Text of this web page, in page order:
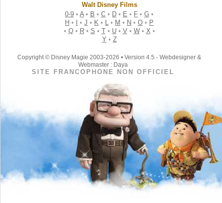
Walt Disney Films
0-9 •A • B •C • D • E • F •G •
H • •J • K • • M • N •O • P
• Q• R• S • T• U• V• W• X •
Y • Z
Copyright © Disney Magie 2003-2026 • Version 4.5 - Webdesigner &
Webmaster : Daya
SITE FRANCOPHONE NON OFFICIEL